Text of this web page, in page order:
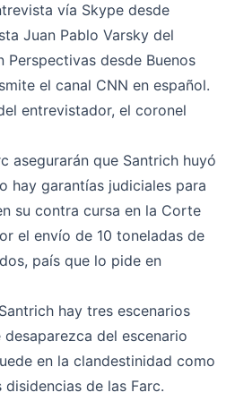
vía Skype desde
Juan Pablo Varsky del
Perspectivas desde Buenos
el canal CNN en español.
entrevistador, el coronel
asegurarán que Santrich huyó
hay garantías judiciales para
su contra cursa en la Corte
el envío de 10 toneladas de
país que lo pide en
hay tres escenarios
del escenario
en la clandestinidad como
de las Farc.